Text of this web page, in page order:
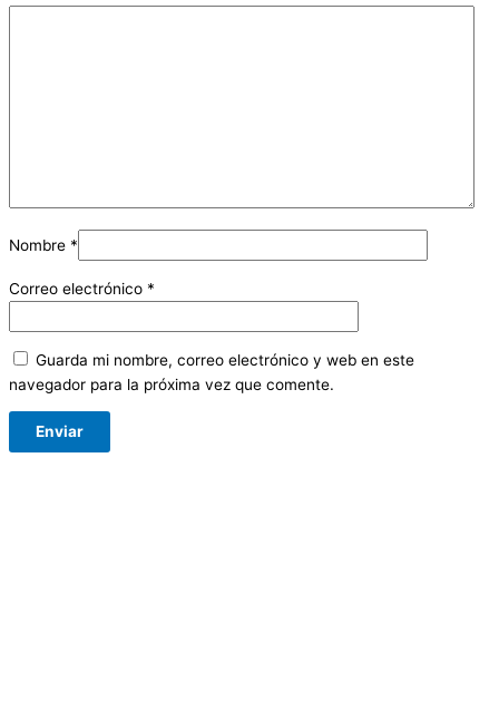
Nombre *
Correo electrónico *
Guarda mi nombre, correo electrónico y web en este
navegador para la próxima vez que comente.